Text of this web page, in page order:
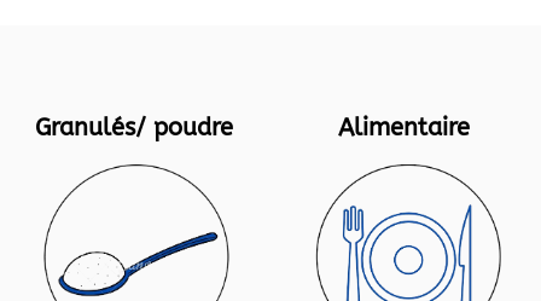
Granulés/ poudre Alimentaire